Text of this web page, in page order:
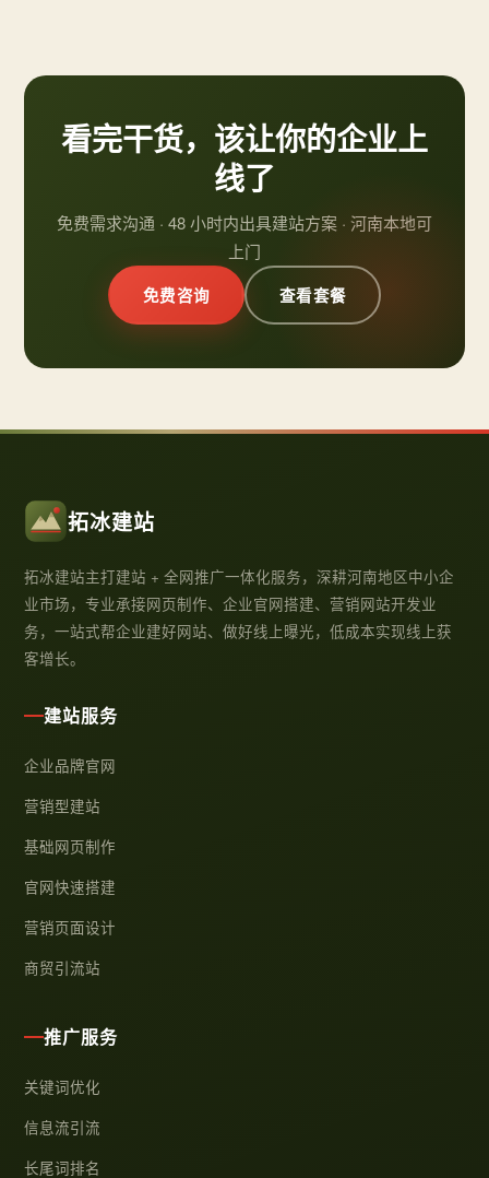
看完干货，该让你的企业上
线了
免费需求沟通 · 48 小时内出具建站方案 · 河南本地可
上门
免费咨询 查看套餐
拓冰建站
拓冰建站主打建站 + 全网推广一体化服务，深耕河南地区中小企
业市场，专业承接网页制作、企业官网搭建、营销网站开发业
务，一站式帮企业建好网站、做好线上曝光，低成本实现线上获
客增长。
建站服务
企业品牌官网
营销型建站
基础网页制作
官网快速搭建
营销页面设计
商贸引流站
推广服务
关键词优化
信息流引流
长尾词排名